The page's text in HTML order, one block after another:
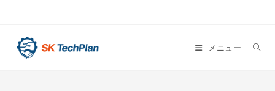
メニュー